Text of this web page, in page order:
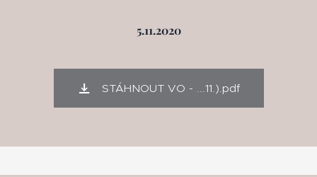
5.11.2020
STÁHNOUT VO - ...11.).pdf